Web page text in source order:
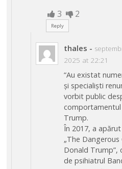
3 2
Reply
thales -
2025 at 22:21
“Au existat
și specialiști
vorbit public
Trump.
În 2017, a
„The Dangerous
Donald Trump”,
de psihiatrul